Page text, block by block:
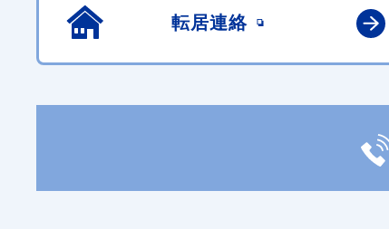
転居連絡